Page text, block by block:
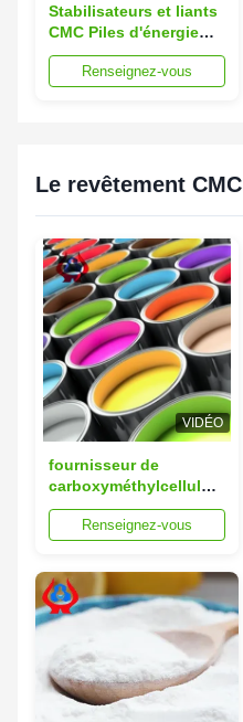
Stabilisateurs et liants
CMC Piles d'énergie
rechargeables Piles
rechargeables conçues
Renseignez-vous
Le revêtement CMC
VIDÉO
fournisseur de
carboxyméthylcellulose
de sodium en vrac de
qualité instantanée,
dans de l'eau froide
Renseignez-vous